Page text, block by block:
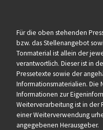
Für die oben stehenden
bzw. das Stellenangebot
Tonmaterial ist allein der
verantwortlich. Dieser ist in
Pressetexte sowie der
Informationsmaterialien. Die
Informationen zur
Weiterverarbeitung ist in der
einer Weiterverwendung
angegebenen Herausgeber.